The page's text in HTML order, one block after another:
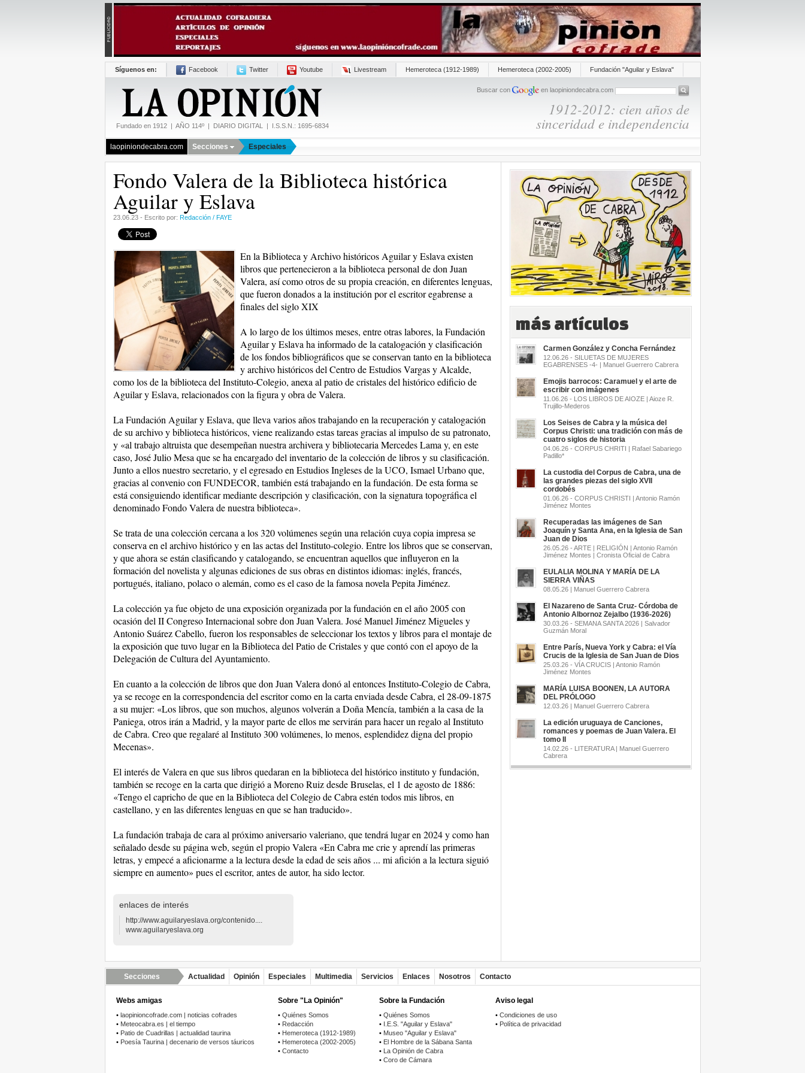
Síguenos en: Facebook Twitter Youtube Livestream Hemeroteca (1912-1989) Hemeroteca (2002-2005) Fundación "Aguilar y Eslava"
Fundado en 1912 | AÑO 114º | DIARIO DIGITAL | I.S.S.N.: 1695-6834
Buscar con en laopiniondecabra.com
1912-2012: cien años de
sinceridad e independencia
laopiniondecabra.com Secciones Especiales
Fondo Valera de la Biblioteca histórica
Aguilar y Eslava
23.06.23 - Escrito por: Redacción / FAYE
En la Biblioteca y Archivo históricos Aguilar y Eslava existen
libros que pertenecieron a la biblioteca personal de don Juan
Valera, así como otros de su propia creación, en diferentes lenguas,
que fueron donados a la institución por el escritor egabrense a
finales del siglo XIX
A lo largo de los últimos meses, entre otras labores, la Fundación
Aguilar y Eslava ha informado de la catalogación y clasificación
de los fondos bibliográficos que se conservan tanto en la biblioteca
y archivo históricos del Centro de Estudios Vargas y Alcalde,
como los de la biblioteca del Instituto-Colegio, anexa al patio de cristales del histórico edificio de
Aguilar y Eslava, relacionados con la figura y obra de Valera.
La Fundación Aguilar y Eslava, que lleva varios años trabajando en la recuperación y catalogación
de su archivo y biblioteca históricos, viene realizando estas tareas gracias al impulso de su patronato,
y «al trabajo altruista que desempeñan nuestra archivera y bibliotecaria Mercedes Lama y, en este
caso, José Julio Mesa que se ha encargado del inventario de la colección de libros y su clasificación.
Junto a ellos nuestro secretario, y el egresado en Estudios Ingleses de la UCO, Ismael Urbano que,
gracias al convenio con FUNDECOR, también está trabajando en la fundación. De esta forma se
está consiguiendo identificar mediante descripción y clasificación, con la signatura topográfica el
denominado Fondo Valera de nuestra biblioteca».
Se trata de una colección cercana a los 320 volúmenes según una relación cuya copia impresa se
conserva en el archivo histórico y en las actas del Instituto-colegio. Entre los libros que se conservan,
y que ahora se están clasificando y catalogando, se encuentran aquellos que influyeron en la
formación del novelista y algunas ediciones de sus obras en distintos idiomas: inglés, francés,
portugués, italiano, polaco o alemán, como es el caso de la famosa novela Pepita Jiménez.
La colección ya fue objeto de una exposición organizada por la fundación en el año 2005 con
ocasión del II Congreso Internacional sobre don Juan Valera. José Manuel Jiménez Migueles y
Antonio Suárez Cabello, fueron los responsables de seleccionar los textos y libros para el montaje de
la exposición que tuvo lugar en la Biblioteca del Patio de Cristales y que contó con el apoyo de la
Delegación de Cultura del Ayuntamiento.
En cuanto a la colección de libros que don Juan Valera donó al entonces Instituto-Colegio de Cabra,
ya se recoge en la correspondencia del escritor como en la carta enviada desde Cabra, el 28-09-1875
a su mujer: «Los libros, que son muchos, algunos volverán a Doña Mencía, también a la casa de la
Paniega, otros irán a Madrid, y la mayor parte de ellos me servirán para hacer un regalo al Instituto
de Cabra. Creo que regalaré al Instituto 300 volúmenes, lo menos, esplendidez digna del propio
Mecenas».
El interés de Valera en que sus libros quedaran en la biblioteca del histórico instituto y fundación,
también se recoge en la carta que dirigió a Moreno Ruiz desde Bruselas, el 1 de agosto de 1886:
«Tengo el capricho de que en la Biblioteca del Colegio de Cabra estén todos mis libros, en
castellano, y en las diferentes lenguas en que se han traducido».
La fundación trabaja de cara al próximo aniversario valeriano, que tendrá lugar en 2024 y como han
señalado desde su página web, según el propio Valera «En Cabra me crie y aprendí las primeras
letras, y empecé a aficionarme a la lectura desde la edad de seis años ... mi afición a la lectura siguió
siempre en aumento» pues el escritor, antes de autor, ha sido lector.
enlaces de interés
http://www.aguilaryeslava.org/contenido....
www.aguilaryeslava.org
más artículos
Carmen González y Concha Fernández
12.06.26 - SILUETAS DE MUJERES
EGABRENSES -4- | Manuel Guerrero Cabrera
Emojis barrocos: Caramuel y el arte de
escribir con imágenes
11.06.26 - LOS LIBROS DE AIOZE | Aioze R.
Trujillo-Mederos
Los Seises de Cabra y la música del
Corpus Christi: una tradición con más de
cuatro siglos de historia
04.06.26 - CORPUS CHRITI | Rafael Sabariego
Padillo*
La custodia del Corpus de Cabra, una de
las grandes piezas del siglo XVII
cordobés
01.06.26 - CORPUS CHRISTI | Antonio Ramón
Jiménez Montes
Recuperadas las imágenes de San
Joaquín y Santa Ana, en la Iglesia de San
Juan de Dios
26.05.26 - ARTE | RELIGIÓN | Antonio Ramón
Jiménez Montes | Cronista Oficial de Cabra
EULALIA MOLINA Y MARÍA DE LA
SIERRA VIÑAS
08.05.26 | Manuel Guerrero Cabrera
El Nazareno de Santa Cruz- Córdoba de
Antonio Albornoz Zejalbo (1936-2026)
30.03.26 - SEMANA SANTA 2026 | Salvador
Guzmán Moral
Entre París, Nueva York y Cabra: el Vía
Crucis de la Iglesia de San Juan de Dios
25.03.26 - VÍA CRUCIS | Antonio Ramón
Jiménez Montes
MARÍA LUISA BOONEN, LA AUTORA
DEL PRÓLOGO
12.03.26 | Manuel Guerrero Cabrera
La edición uruguaya de Canciones,
romances y poemas de Juan Valera. El
tomo II
14.02.26 - LITERATURA | Manuel Guerrero
Cabrera
Secciones Actualidad Opinión Especiales Multimedia Servicios Enlaces Nosotros Contacto
Webs amigas
• laopinioncofrade.com | noticias cofrades
• Meteocabra.es | el tiempo
• Patio de Cuadrillas | actualidad taurina
• Poesía Taurina | decenario de versos táuricos
Sobre "La Opinión"
• Quiénes Somos
• Redacción
• Hemeroteca (1912-1989)
• Hemeroteca (2002-2005)
• Contacto
Sobre la Fundación
• Quiénes Somos
• I.E.S. "Aguilar y Eslava"
• Museo "Aguilar y Eslava"
• El Hombre de la Sábana Santa
• La Opinión de Cabra
• Coro de Cámara
Aviso legal
• Condiciones de uso
• Política de privacidad